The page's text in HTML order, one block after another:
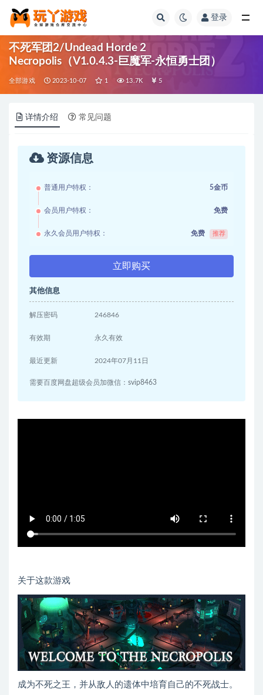
登录
不死军团2/Undead Horde 2
Necropolis（V1.0.4.3-巨魔军-永恒勇士团）
全部游戏 2023-10-07 1 13.7K 5
详情介绍 常见问题
资源信息
普通用户特权： 5金币
会员用户特权： 免费
永久会员用户特权： 免费 推荐
立即购买
其他信息
解压密码 246846
有效期 永久有效
最近更新 2024年07月11日
需要百度网盘超级会员加微信：svip8463
关于这款游戏
成为不死之王，并从敌人的遗体中培育自己的不死战士。